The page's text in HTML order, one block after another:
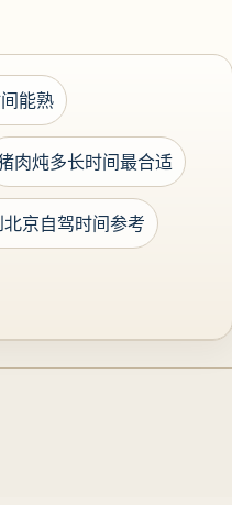
能熟
肉炖多长时间最合适
京自驾时间参考